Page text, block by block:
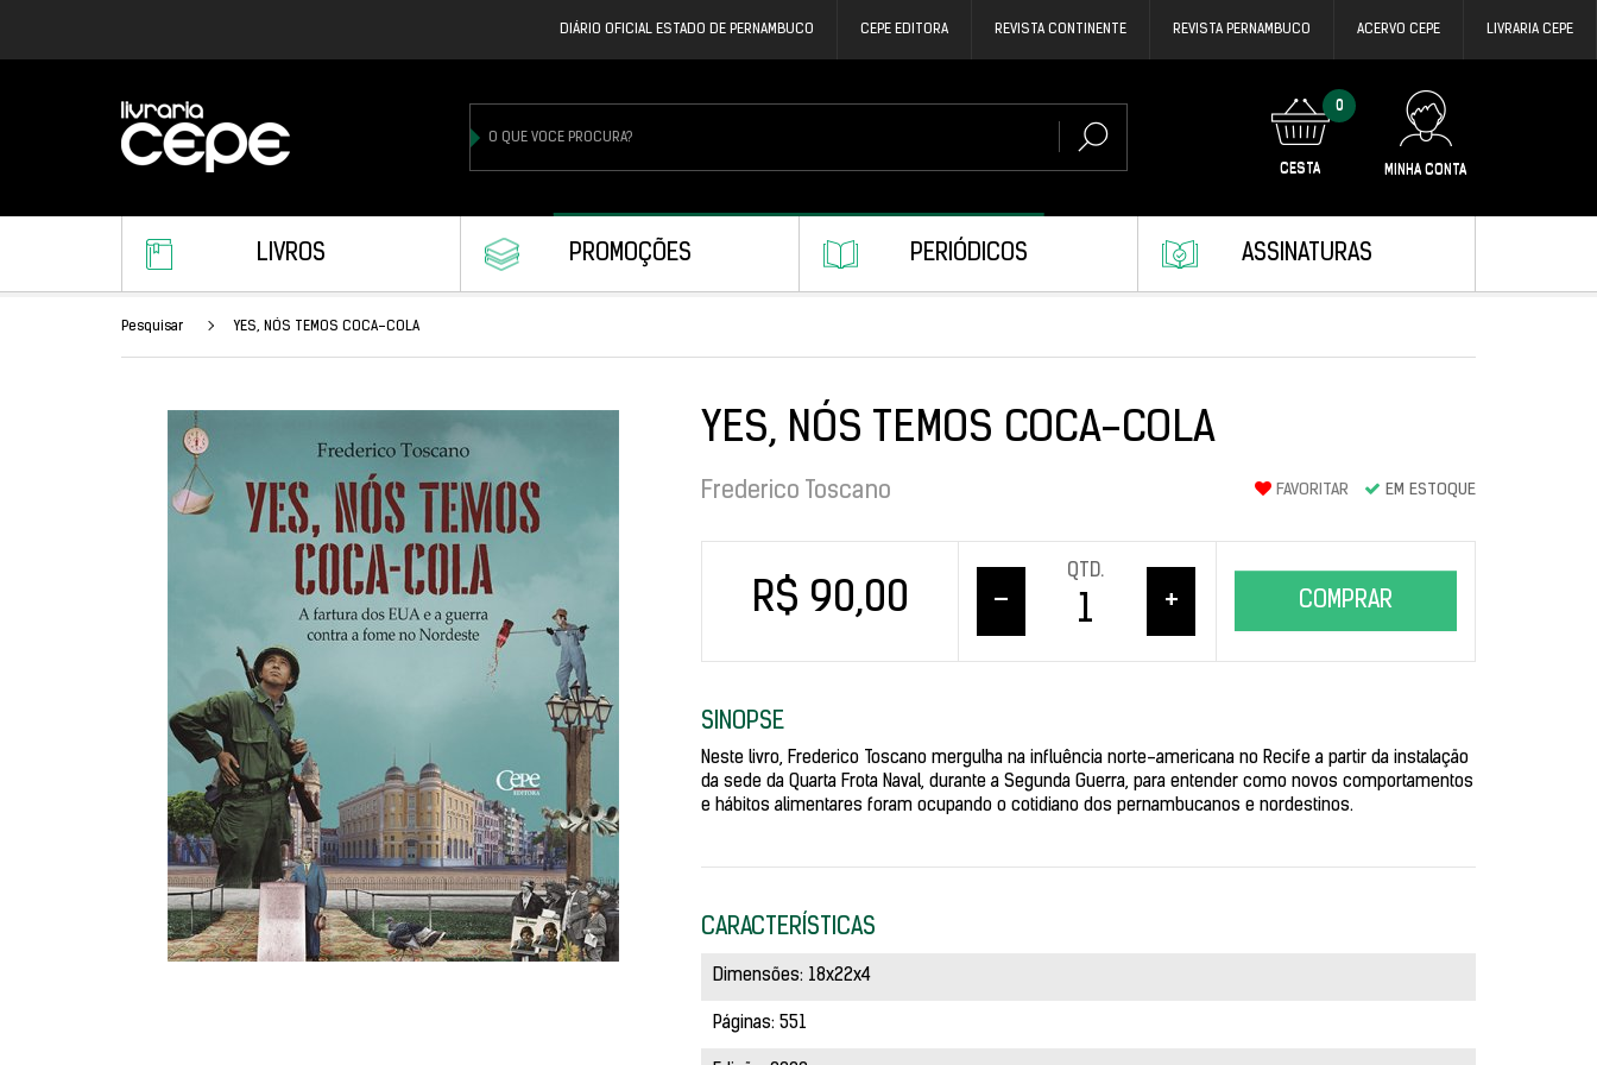
DIÁRIO OFICIAL ESTADO DE PERNAMBUCO CEPE EDITORA REVISTA CONTINENTE REVISTA PERNAMBUCO ACERVO CEPE LIVRARIA CEPE
0
CESTA MINHA CONTA
LIVROS PROMOÇÕES PERIÓDICOS ASSINATURAS
Pesquisar YES, NÓS TEMOS COCA-COLA
YES, NÓS TEMOS COCA-COLA
Frederico Toscano FAVORITAR EM ESTOQUE
R$ 90,00 –
QTD.
+ COMPRAR
SINOPSE
Neste livro, Frederico Toscano mergulha na influência norte-americana no Recife a partir da instalação
da sede da Quarta Frota Naval, durante a Segunda Guerra, para entender como novos comportamentos
e hábitos alimentares foram ocupando o cotidiano dos pernambucanos e nordestinos.
CARACTERÍSTICAS
Dimensões: 18x22x4
Páginas: 551